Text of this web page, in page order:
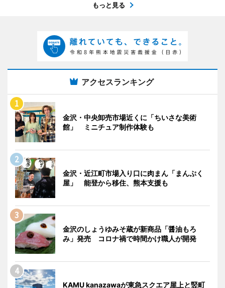
もっと見る
アクセスランキング
金沢・中央卸売市場近くに「ちいさな美術
館」 ミニチュア制作体験も
金沢・近江町市場入り口に肉まん「まんぷく
屋」 能登から移住、熊本支援も
金沢のしょうゆみそ蔵が新商品「醤油もろ
み」発売 コロナ禍で時間かけ職人が開発
KAMU kanazawaが東急スクエア屋上と竪町